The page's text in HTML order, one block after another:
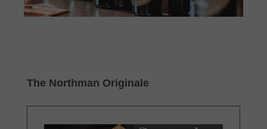
Produktgalerie überspringen
The Northman Originale